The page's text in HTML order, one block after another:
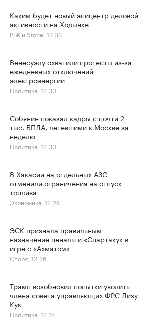
Каким будет новый эпицентр деловой
активности на Ходынке
РБК и Stone, 12:33
Венесуэлу охватили протесты из-за
ежедневных отключений
электроэнергии
Политика, 12:30
Собянин показал кадры с почти 2
тыс. БПЛА, летевшими к Москве за
неделю
Политика, 12:30
В Хакасии на отдельных АЗС
отменили ограничения на отпуск
топлива
Экономика, 12:28
ЭСК признала правильным
назначение пенальти «Спартаку» в
игре с «Ахматом»
Спорт, 12:26
Трамп возобновил попытки уволить
члена совета управляющих ФРС Лизу
Кук
Политика, 12:15